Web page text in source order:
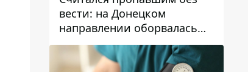
вести: на Донецком
направлении оборвалась
жизнь Анатолия Ткачука из
Днепропетровской области